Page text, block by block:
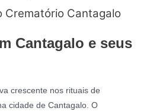
Crematório Cantagalo
Cantagalo e seus
crescente nos rituais de
cidade de Cantagalo. O